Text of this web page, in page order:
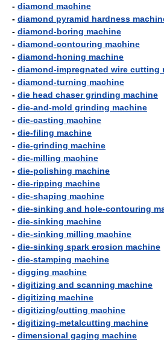
- diamond machine
- diamond pyramid hardness
- diamond-boring machine
- diamond-contouring machine
- diamond-honing machine
- diamond-impregnated wire cutting
- diamond-turning machine
- die head chaser grinding machine
- die-and-mold grinding machine
- die-casting machine
- die-filing machine
- die-grinding machine
- die-milling machine
- die-polishing machine
- die-ripping machine
- die-shaping machine
- die-sinking and hole-contouring
- die-sinking machine
- die-sinking milling machine
- die-sinking spark erosion machine
- die-stamping machine
- digging machine
- digitizing and scanning machine
- digitizing machine
- digitizing/cutting machine
- digitizing-metalcutting machine
- dimensional gaging machine